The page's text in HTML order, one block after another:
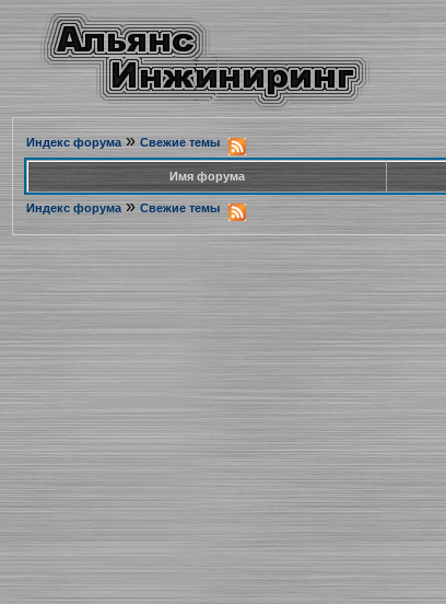
Индекс форума» Свежие темы
Имя форума
Индекс форума » Свежие темы